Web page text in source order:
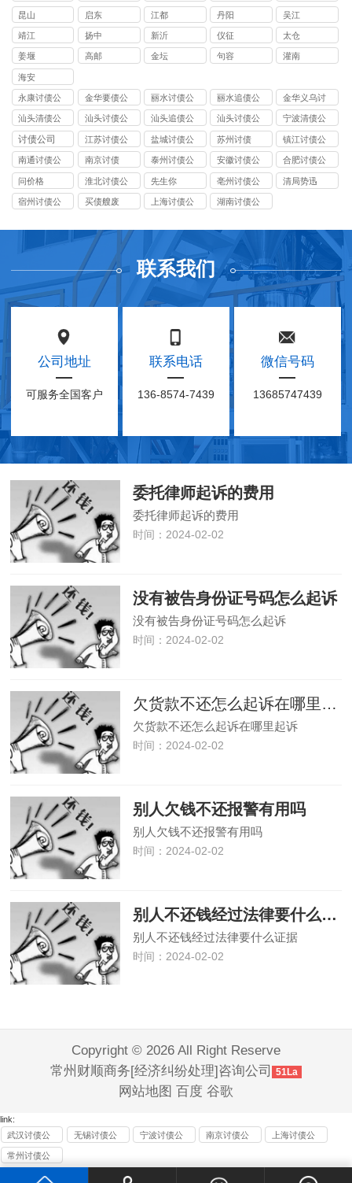
昆山 启东 江都 丹阳 吴江
靖江 扬中 新沂 仪征 太仓
姜堰 高邮 金坛 句容 灌南
海安
永康讨债公
司
金华要债公
司
丽水讨债公
司
丽水追债公
司
金华义乌讨
债要账
汕头清债公
司
汕头讨债公
司
汕头追债公
司
汕头讨债公
司
宁波清债公
司
讨债公司
江苏讨债公
司
盐城讨债公
司
苏州讨债
镇江讨债公
司
南通讨债公
司
南京讨债
泰州讨债公
司
安徽讨债公
司
合肥讨债公
司
问价格
淮北讨债公
司
先生你
亳州讨债公
司
清局势迅
宿州讨债公
买债艘废
上海讨债公
湖南讨债公
联系我们
公司地址
可服务全国客户
联系电话
136-8574-7439
微信号码
13685747439
委托律师起诉的费用
委托律师起诉的费用
时间：2024-02-02
没有被告身份证号码怎么起诉
没有被告身份证号码怎么起诉
时间：2024-02-02
欠货款不还怎么起诉在哪里起诉
欠货款不还怎么起诉在哪里起诉
时间：2024-02-02
别人欠钱不还报警有用吗
别人欠钱不还报警有用吗
时间：2024-02-02
别人不还钱经过法律要什么证据
别人不还钱经过法律要什么证据
时间：2024-02-02
Copyright © 2026 All Right Reserve
常州财顺商务[经济纠纷处理]咨询公司
51La
网站地图 百度 谷歌
link:
武汉讨债公
司
无锡讨债公
宁波讨债公
南京讨债公
上海讨债公
常州讨债公